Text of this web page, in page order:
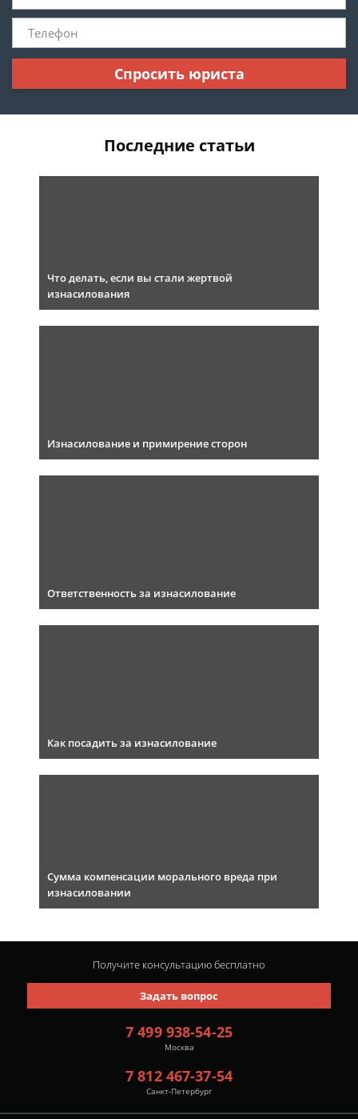
Спросить юриста
Последние статьи
Что делать, если вы стали жертвой
изнасилования
Изнасилование и примирение сторон
Ответственность за изнасилование
Как посадить за изнасилование
Сумма компенсации морального вреда при
изнасиловании
7 499 938-54-25
Москва
7 812 467-37-54
Санкт-Петербург
Задать вопрос
Получите консультациюбесплатно